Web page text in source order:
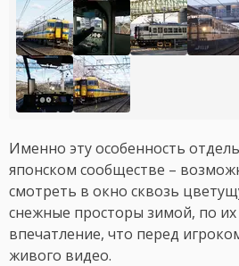
Именно эту особенность
японском сообществе –
смотреть в окно сквозь
снежные просторы зимой, по их
впечатление, что перед
живого видео.